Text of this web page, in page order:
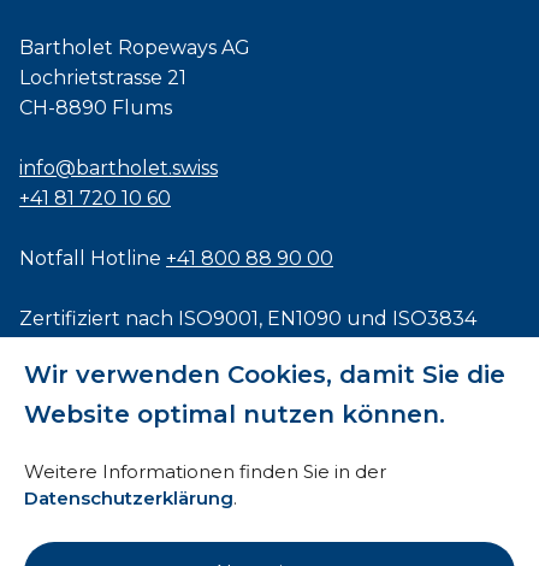
Wir verwenden Cookies, damit Sie die
Website optimal nutzen können.
Weitere Informationen finden Sie in der
Datenschutzerklärung.
Bartholet Ropeways AG
Lochrietstrasse 21
CH-8890 Flums
info@bartholet.swiss
+41 81 720 10 60
Notfall Hotline +41 800 88 90 00
Zertifiziert nach ISO9001, EN1090 und ISO3834
Impressum